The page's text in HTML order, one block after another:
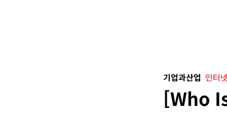
기업과산업 인터
[Who